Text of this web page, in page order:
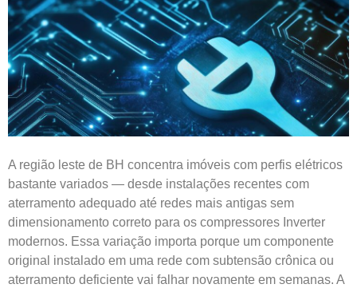
A região leste de BH concentra imóveis com perfis elétricos
bastante variados — desde instalações recentes com
aterramento adequado até redes mais antigas sem
dimensionamento correto para os compressores Inverter
modernos. Essa variação importa porque um componente
original instalado em uma rede com subtensão crônica ou
aterramento deficiente vai falhar novamente em semanas. A